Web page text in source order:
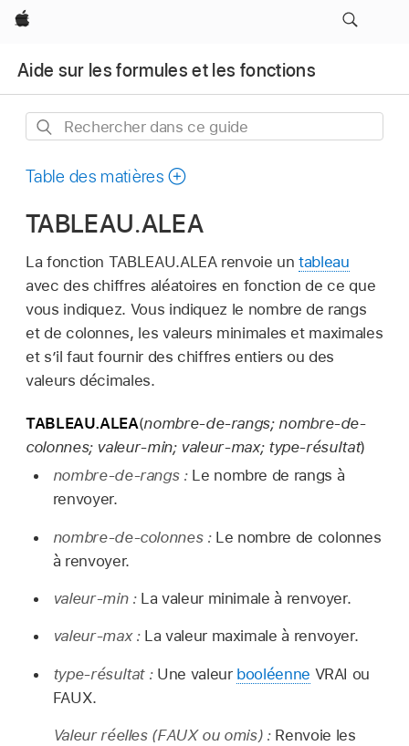
Apple
Aide sur les formules et les fonctions
Rechercher
ce
Table des matières
TABLEAU.ALEA
La fonction TABLEAU.ALEA renvoie untableau
avec des chiffres aléatoires en fonction de ce que
vous indiquez. Vous indiquez le nombre de rangs
et de colonnes, les valeurs minimales et maximales
et s’il faut fournir des chiffres entiers ou des
valeurs décimales.
TABLEAU.ALEA(nombre-de-rangs; nombre-de-
colonnes; valeur-min; valeur-max; type-résultat)
nombre-de-rangs : Le nombre de rangs à
renvoyer.
nombre-de-colonnes : Le nombre de colonnes
à renvoyer.
valeur-min : La valeur minimale à renvoyer.
valeur-max : La valeur maximale à renvoyer.
type-résultat : Une valeur booléenne VRAI ou
FAUX.
Valeur réelles (FAUX ou omis): Renvoie les